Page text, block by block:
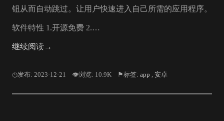
钮从而自动跳过。让用户快速进入自己所需的应用程序。
软件特性 1.开源免费 2.…
继续阅读→
◷发布: 2023-12-21 👁浏览: 10.9K ⚑标签: app , 安卓